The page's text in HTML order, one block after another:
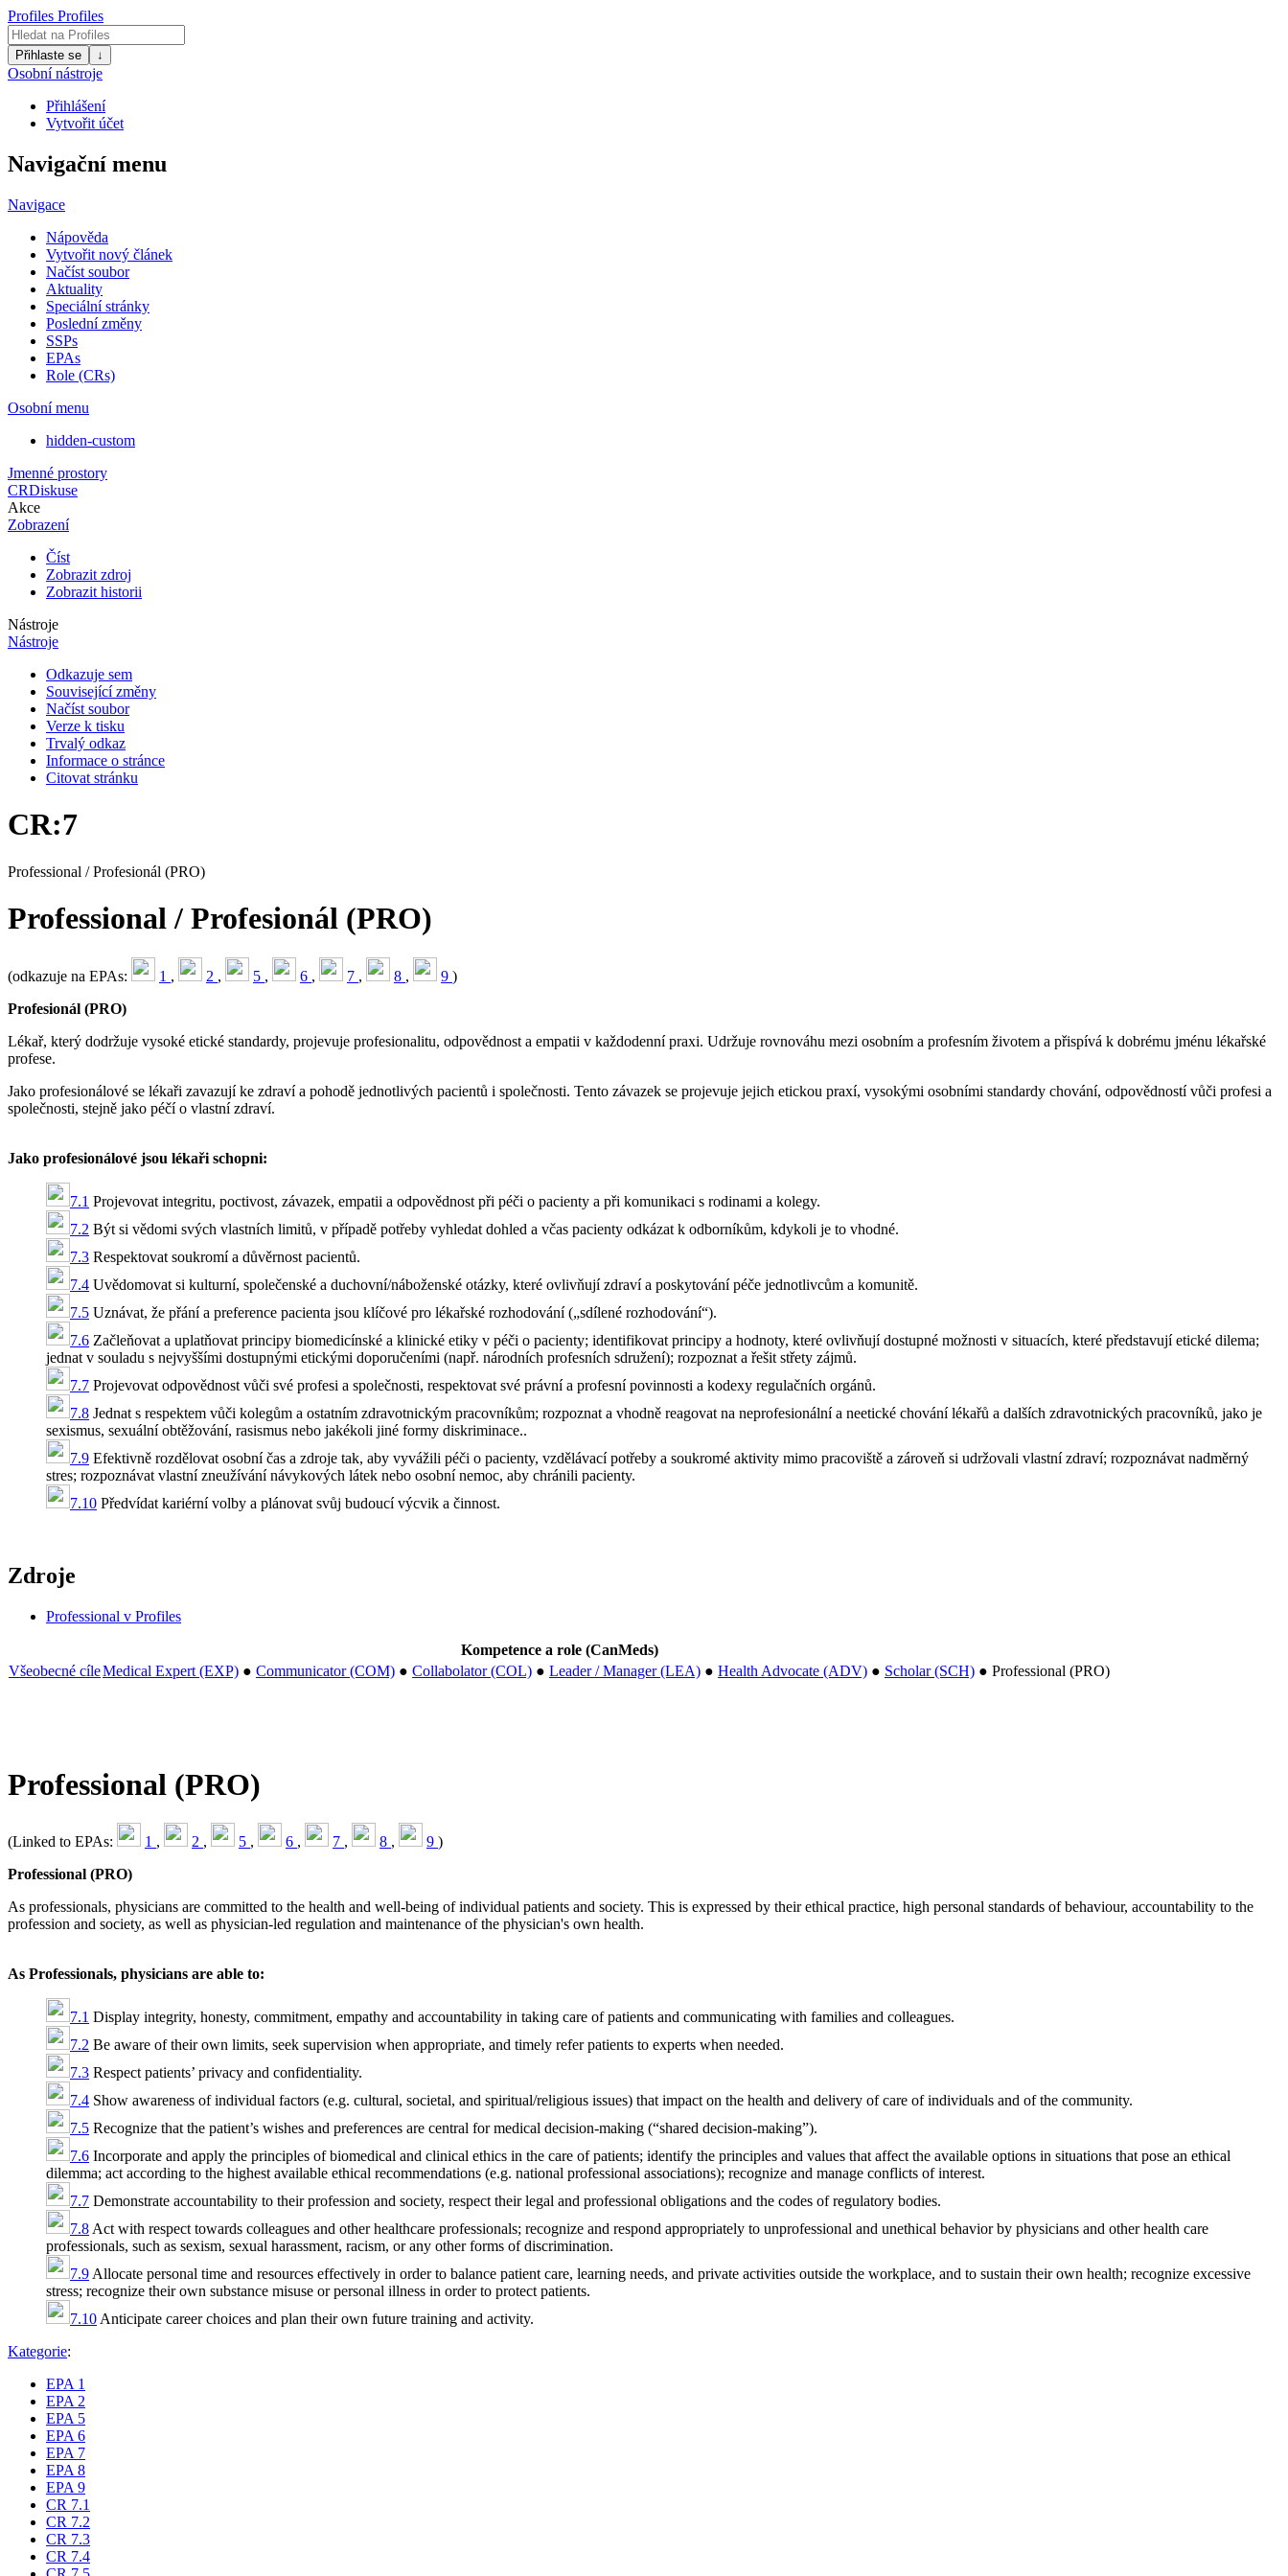
Profiles Profiles
Přihlaste se ↓
Osobní nástroje
Přihlášení
Vytvořit účet
Navigační menu
Navigace
Nápověda
Vytvořit nový článek
Načíst soubor
Aktuality
Speciální stránky
Poslední změny
SSPs
EPAs
Role (CRs)
Osobní menu
hidden-custom
Jmenné prostory
CRDiskuse
Akce
Zobrazení
Číst
Zobrazit zdroj
Zobrazit historii
Nástroje
Nástroje
Odkazuje sem
Související změny
Načíst soubor
Verze k tisku
Trvalý odkaz
Informace o stránce
Citovat stránku
CR:7
Professional / Profesionál (PRO)
Professional / Profesionál (PRO)
(odkazuje na EPAs: 1 , 2 , 5 , 6 , 7 , 8 , 9 )
Profesionál (PRO)
Lékař, který dodržuje vysoké etické standardy, projevuje profesionalitu, odpovědnost a empatii v každodenní praxi. Udržuje rovnováhu mezi osobním a profesním životem a přispívá k dobrému jménu lékařské
profese.
Jako profesionálové se lékaři zavazují ke zdraví a pohodě jednotlivých pacientů i společnosti. Tento závazek se projevuje jejich etickou praxí, vysokými osobními standardy chování, odpovědností vůči profesi a
společnosti, stejně jako péčí o vlastní zdraví.
Jako profesionálové jsou lékaři schopni:
7.1 Projevovat integritu, poctivost, závazek, empatii a odpovědnost při péči o pacienty a při komunikaci s rodinami a kolegy.
7.2 Být si vědomi svých vlastních limitů, v případě potřeby vyhledat dohled a včas pacienty odkázat k odborníkům, kdykoli je to vhodné.
7.3 Respektovat soukromí a důvěrnost pacientů.
7.4 Uvědomovat si kulturní, společenské a duchovní/náboženské otázky, které ovlivňují zdraví a poskytování péče jednotlivcům a komunitě.
7.5 Uznávat, že přání a preference pacienta jsou klíčové pro lékařské rozhodování („sdílené rozhodování“).
7.6 Začleňovat a uplatňovat principy biomedicínské a klinické etiky v péči o pacienty; identifikovat principy a hodnoty, které ovlivňují dostupné možnosti v situacích, které představují etické dilema;
jednat v souladu s nejvyššími dostupnými etickými doporučeními (např. národních profesních sdružení); rozpoznat a řešit střety zájmů.
7.7 Projevovat odpovědnost vůči své profesi a společnosti, respektovat své právní a profesní povinnosti a kodexy regulačních orgánů.
7.8 Jednat s respektem vůči kolegům a ostatním zdravotnickým pracovníkům; rozpoznat a vhodně reagovat na neprofesionální a neetické chování lékařů a dalších zdravotnických pracovníků, jako je
sexismus, sexuální obtěžování, rasismus nebo jakékoli jiné formy diskriminace..
7.9 Efektivně rozdělovat osobní čas a zdroje tak, aby vyvážili péči o pacienty, vzdělávací potřeby a soukromé aktivity mimo pracoviště a zároveň si udržovali vlastní zdraví; rozpoznávat nadměrný
stres; rozpoznávat vlastní zneužívání návykových látek nebo osobní nemoc, aby chránili pacienty.
7.10 Předvídat kariérní volby a plánovat svůj budoucí výcvik a činnost.
Zdroje
Professional v Profiles
Kompetence a role (CanMeds)
Všeobecné cíleMedical Expert (EXP) ● Communicator (COM) ● Collabolator (COL) ● Leader / Manager (LEA) ● Health Advocate (ADV) ● Scholar (SCH) ● Professional (PRO)
Professional (PRO)
(Linked to EPAs: 1 , 2 , 5 , 6 , 7 , 8 , 9 )
Professional (PRO)
As professionals, physicians are committed to the health and well-being of individual patients and society. This is expressed by their ethical practice, high personal standards of behaviour, accountability to the
profession and society, as well as physician-led regulation and maintenance of the physician's own health.
As Professionals, physicians are able to:
7.1 Display integrity, honesty, commitment, empathy and accountability in taking care of patients and communicating with families and colleagues.
7.2 Be aware of their own limits, seek supervision when appropriate, and timely refer patients to experts when needed.
7.3 Respect patients’ privacy and confidentiality.
7.4 Show awareness of individual factors (e.g. cultural, societal, and spiritual/religious issues) that impact on the health and delivery of care of individuals and of the community.
7.5 Recognize that the patient’s wishes and preferences are central for medical decision-making (“shared decision-making”).
7.6 Incorporate and apply the principles of biomedical and clinical ethics in the care of patients; identify the principles and values that affect the available options in situations that pose an ethical
dilemma; act according to the highest available ethical recommendations (e.g. national professional associations); recognize and manage conflicts of interest.
7.7 Demonstrate accountability to their profession and society, respect their legal and professional obligations and the codes of regulatory bodies.
7.8 Act with respect towards colleagues and other healthcare professionals; recognize and respond appropriately to unprofessional and unethical behavior by physicians and other health care
professionals, such as sexism, sexual harassment, racism, or any other forms of discrimination.
7.9 Allocate personal time and resources effectively in order to balance patient care, learning needs, and private activities outside the workplace, and to sustain their own health; recognize excessive
stress; recognize their own substance misuse or personal illness in order to protect patients.
7.10 Anticipate career choices and plan their own future training and activity.
Kategorie:
EPA 1
EPA 2
EPA 5
EPA 6
EPA 7
EPA 8
EPA 9
CR 7.1
CR 7.2
CR 7.3
CR 7.4